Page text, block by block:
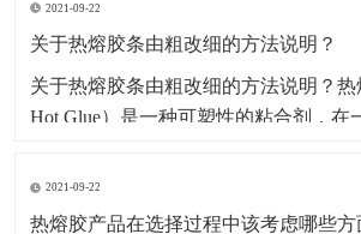
2021-09-22
关于热熔胶条由粗改细的方法说明？
关于热熔胶条由粗改细的方法说明？热
Hot Glue）是一种可塑性的粘合剂，在
无味，属环保型化学产品。因其产品本
包装、运输、存储、无溶剂、无污染、
2021-09-22
热熔胶产品在选择过程中该考虑哪些方